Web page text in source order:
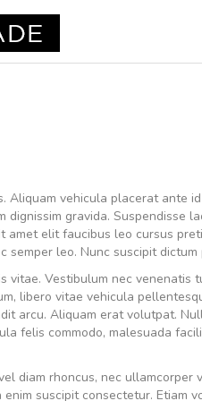
vehicula placerat ante
gravida. Suspendisse
elit faucibus leo cursus
leo. Nunc suscipit
Vestibulum nec
libero vitae vehicula
arcu. Aliquam erat volutpat.
felis commodo, malesuada
diam rhoncus, nec ullamcorper
suscipit consectetur. Etiam